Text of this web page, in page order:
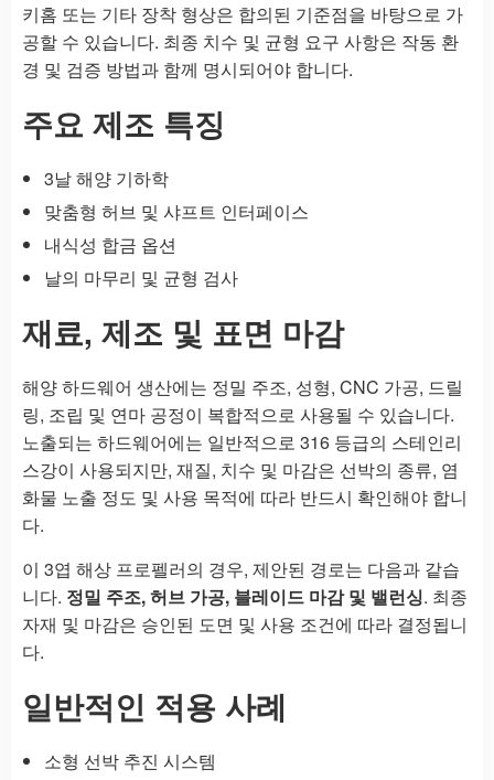
키홈 또는 기타 장착 형상은 합의된 기준점을 바탕으로 가
공할 수 있습니다. 최종 치수 및 균형 요구 사항은 작동 환
경 및 검증 방법과 함께 명시되어야 합니다.
주요 제조 특징
3날 해양 기하학
맞춤형 허브 및 샤프트 인터페이스
내식성 합금 옵션
날의 마무리 및 균형 검사
재료, 제조 및 표면 마감
해양 하드웨어 생산에는 정밀 주조, 성형, CNC 가공, 드릴
링, 조립 및 연마 공정이 복합적으로 사용될 수 있습니다.
노출되는 하드웨어에는 일반적으로 316 등급의 스테인리
스강이 사용되지만, 재질, 치수 및 마감은 선박의 종류, 염
화물 노출 정도 및 사용 목적에 따라 반드시 확인해야 합니
다.
이 3엽 해상 프로펠러의 경우, 제안된 경로는 다음과 같습
니다. 정밀 주조, 허브 가공, 블레이드 마감 및 밸런싱. 최종
자재 및 마감은 승인된 도면 및 사용 조건에 따라 결정됩니
다.
일반적인 적용 사례
소형 선박 추진 시스템